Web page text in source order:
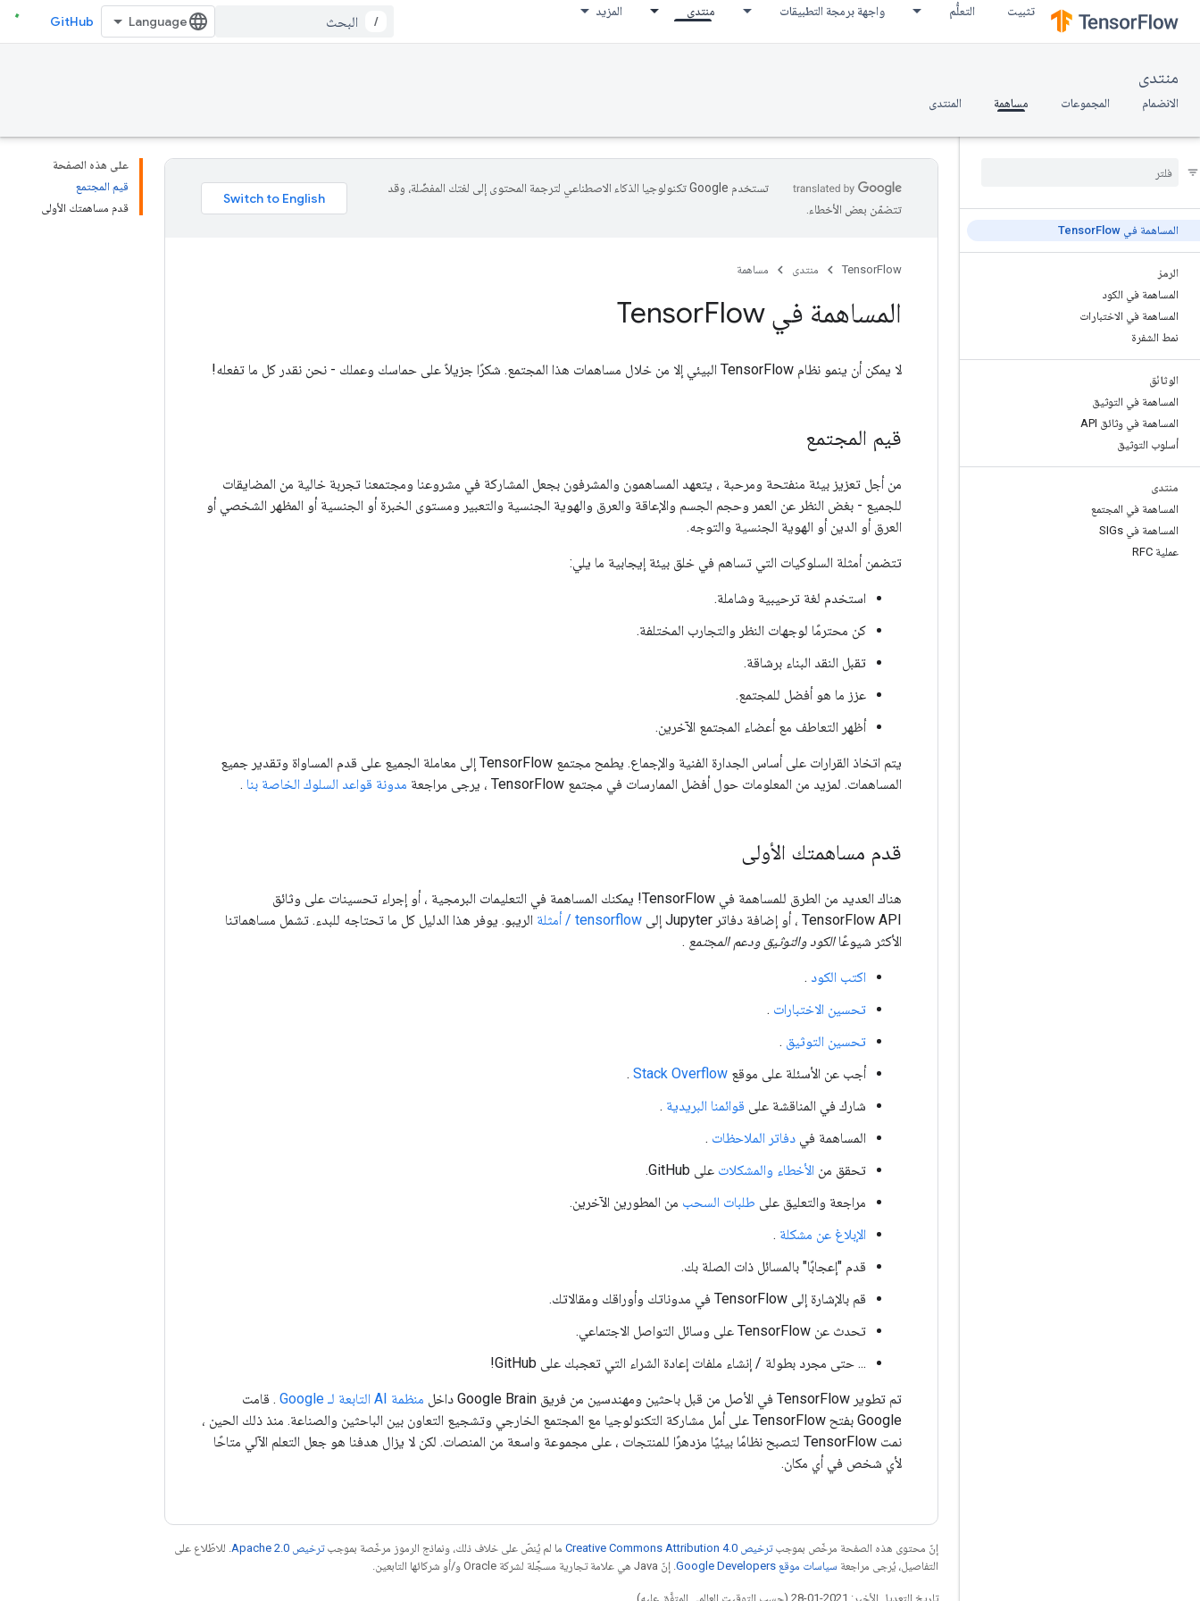
تثبيت التعلُّم واجهة برمجة التطبيقات منتدى المزيد
/
GitHub
منتدى
الانضمام المجموعات مساهمة المنتدى
المساهمة في Tensor Flow
الرمز
المساهمة في الكود
المساهمة في الاختبارات
نمط الشفرة
الوثائق
المساهمة في التوثيق
المساهمة في وثائق API
أسلوب التوثيق
منتدى
المساهمة في المجتمع
المساهمة في SIGs
عملية RFC
على هذه الصفحة
قيم المجتمع
قدم مساهمتك الأولى
تستخدم Google تكنولوجيا الذكاء الاصطناعي لترجمة المحتوى إلى لغتك المفضّلة، وقد
تتضمّن بعض الأخطاء.
TensorFlow منتدى مساهمة
المساهمة في Tensor Flow
لا يمكن أن ينمو نظام TensorFlow البيئي إلا من خلال مساهمات هذا المجتمع. شكرًا جزيلاً على حماسك وعملك - نحن نقدر كل ما تفعله!
قيم المجتمع
من أجل تعزيز بيئة منفتحة ومرحبة ، يتعهد المساهمون والمشرفون بجعل المشاركة في مشروعنا ومجتمعنا تجربة خالية من المضايقات
للجميع - بغض النظر عن العمر وحجم الجسم والإعاقة والعرق والهوية الجنسية والتعبير ومستوى الخبرة أو الجنسية أو المظهر الشخصي أو
العرق أو الدين أو الهوية الجنسية والتوجه.
تتضمن أمثلة السلوكيات التي تساهم في خلق بيئة إيجابية ما يلي:
استخدم لغة ترحيبية وشاملة.
كن محترمًا لوجهات النظر والتجارب المختلفة.
تقبل النقد البناء برشاقة.
عزز ما هو أفضل للمجتمع.
أظهر التعاطف مع أعضاء المجتمع الآخرين.
يتم اتخاذ القرارات على أساس الجدارة الفنية والإجماع. يطمح مجتمع TensorFlow إلى معاملة الجميع على قدم المساواة وتقدير جميع
المساهمات. لمزيد من المعلومات حول أفضل الممارسات في مجتمع TensorFlow ، يرجى مراجعة
مدونة قواعد السلوك الخاصة بنا .
قدم مساهمتك الأولى
هناك العديد من الطرق للمساهمة في TensorFlow! يمكنك المساهمة في التعليمات البرمجية ، أو إجراء تحسينات على وثائق
TensorFlow API ، أو إضافة دفاتر Jupyter إلى
tensorflow / أمثلة
الريبو. يوفر هذا الدليل كل ما تحتاجه للبدء. تشمل مساهماتنا
الأكثر شيوعًاالكود والتوثيق ودعم المجتمع .
اكتب الكود .
تحسين الاختبارات .
تحسين التوثيق .
أجب عن الأسئلة على موقع Stack Overflow
.
شارك في المناقشة على قوائمنا البريدية .
المساهمة في دفاتر الملاحظات .
تحقق من الأخطاء والمشكلات على GitHub.
مراجعة والتعليق على طلبات السحب من المطورين الآخرين.
الإبلاغ عن مشكلة .
قدم "إعجابًا" بالمسائل ذات الصلة بك.
قم بالإشارة إلى TensorFlow في مدوناتك وأوراقك ومقالاتك.
تحدث عن TensorFlow على وسائل التواصل الاجتماعي.
... حتى مجرد بطولة / إنشاء ملفات إعادة الشراء التي تعجبك على GitHub!
تم تطوير TensorFlow في الأصل من قبل باحثين ومهندسين من فريق Google Brain داخل منظمة AI التابعة لـ Google
. قامت
Google بفتح TensorFlow على أمل مشاركة التكنولوجيا مع المجتمع الخارجي وتشجيع التعاون بين الباحثين والصناعة. منذ ذلك الحين ،
نمت TensorFlow لتصبح نظامًا بيئيًا مزدهرًا للمنتجات ، على مجموعة واسعة من المنصات. لكن لا يزال هدفنا هو جعل التعلم الآلي متاحًا
لأي شخص في أي مكان.
إنّ محتوى هذه الصفحة مرخّص بموجبترخيص Creative Commons Attribution 4.0‏ ما لم يُنصّ على خلاف ذلك، ونماذج الرموز مرخّصة بموجبترخيص Apache 2.0‏
. للاطّلاع على
التفاصيل، يُرجى مراجعة سياسات موقع Google Developers‏ . إنّ Java هي علامة تجارية مسجَّلة لشركة Oracle و/أو شركائها التابعين.
تاريخ التعديل الأخير: 2021-01-28 (حسب التوقيت العالمي المتفَّق عليه)